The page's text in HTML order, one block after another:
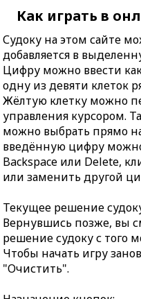
Как играть в
Судоку на этом сайте
добавляется в
Цифру можно ввести
одну из девяти клеток
Жёлтую клетку можно
управления курсором.
можно выбрать прямо
введённую цифру
Backspace или Delete,
или заменить другой
Текущее решение
Вернувшись позже, вы
решение судоку с того
Чтобы начать игру
"Очистить".